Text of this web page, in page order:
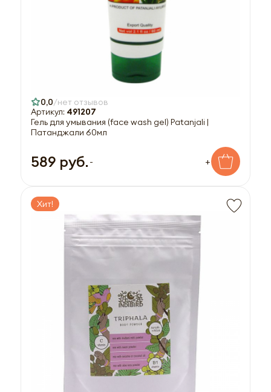
0,0 нет отзывов
Артикул: 491207
Гель для умывания (face wash gel) Patanjali |
Патанджали 60мл
589 руб. - +
Хит!